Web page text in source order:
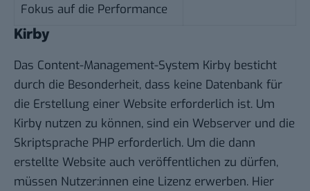
Fokus auf die Performance
Kirby
Das Content-Management-System Kirby besticht
durch die Besonderheit, dass keine Datenbank für
die Erstellung einer Website erforderlich ist. Um
Kirby nutzen zu können, sind ein Webserver und die
Skriptsprache PHP erforderlich. Um die dann
erstellte Website auch veröffentlichen zu dürfen,
müssen Nutzer:innen eine Lizenz erwerben. Hier